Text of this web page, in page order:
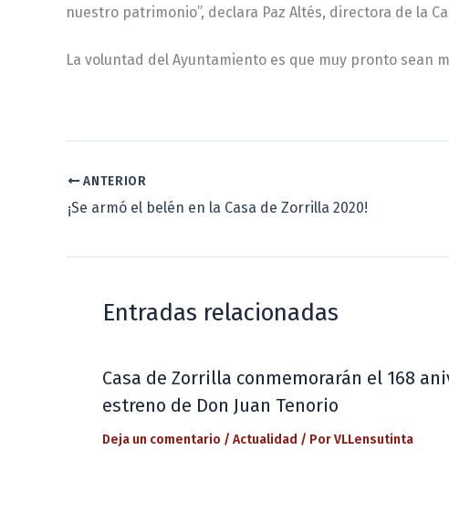
nuestro patrimonio”, declara Paz Altés, directora de la
La voluntad del Ayuntamiento es que muy pronto sean
ANTERIOR
¡Se armó el belén en la Casa de Zorrilla 2020!
Entradas relacionadas
Casa de Zorrilla conmemorarán el 168
estreno de Don Juan Tenorio
Deja un comentario / Actualidad / PorVLLensutinta